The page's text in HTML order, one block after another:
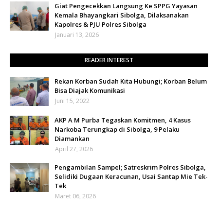
Giat Pengecekkan Langsung Ke SPPG Yayasan
Kemala Bhayangkari Sibolga, Dilaksanakan
Kapolres & PJU Polres Sibolga
Januari 13, 2026
READER INTEREST
Rekan Korban Sudah Kita Hubungi; Korban Belum
Bisa Diajak Komunikasi
Juni 15, 2022
AKP A M Purba Tegaskan Komitmen, 4 Kasus
Narkoba Terungkap di Sibolga, 9 Pelaku
Diamankan
April 27, 2026
Pengambilan Sampel; Satreskrim Polres Sibolga,
Selidiki Dugaan Keracunan, Usai Santap Mie Tek-
Tek
Maret 06, 2026